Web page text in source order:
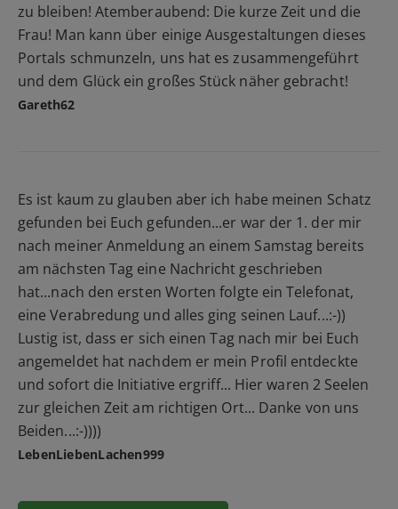
zu bleiben! Atemberaubend: Die kurze Zeit und die
Frau! Man kann über einige Ausgestaltungen dieses
Portals schmunzeln, uns hat es zusammengeführt
und dem Glück ein großes Stück näher gebracht!
Gareth62
Es ist kaum zu glauben aber ich habe meinen Schatz
gefunden bei Euch gefunden...er war der 1. der mir
nach meiner Anmeldung an einem Samstag bereits
am nächsten Tag eine Nachricht geschrieben
hat...nach den ersten Worten folgte ein Telefonat,
eine Verabredung und alles ging seinen Lauf...:-))
Lustig ist, dass er sich einen Tag nach mir bei Euch
angemeldet hat nachdem er mein Profil entdeckte
und sofort die Initiative ergriff... Hier waren 2 Seelen
zur gleichen Zeit am richtigen Ort... Danke von uns
Beiden...:-))))
LebenLiebenLachen999